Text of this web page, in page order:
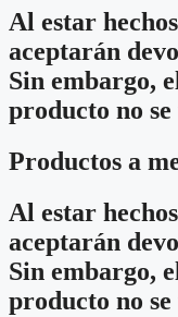
Al estar
aceptarán
Sin embargo,
producto no
Productos a
Al estar
aceptarán
Sin embargo,
producto no